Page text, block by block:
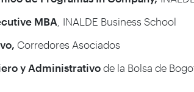
MBA , INALDE Business School
Corredores Asociados
y Administrativo de la Bolsa de